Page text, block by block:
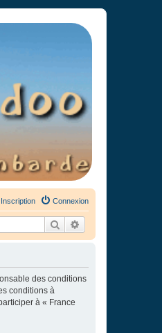
Connexion
Inscription
Rechercher
des conditions
conditions à
à « France